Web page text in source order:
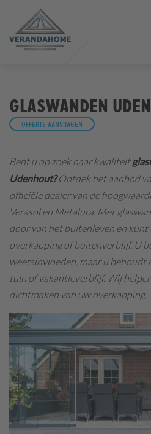
Glaswanden
Offerte aanvragen
Bent u op zoek naar kwaliteit
Udenhout?Ontdek het aanbod
officiële dealer van de
Verasol en Metalura. Met
door van het buitenleven en
overkapping of buitenverblijf. U
weersinvloeden, maar u behoudt
tuin of vakantieverblijf. Wij
dichtmaken van uw overkapping.